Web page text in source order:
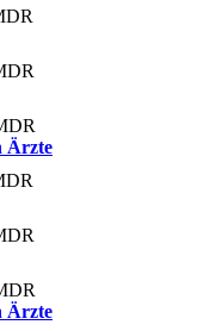
Ärzte
Ärzte